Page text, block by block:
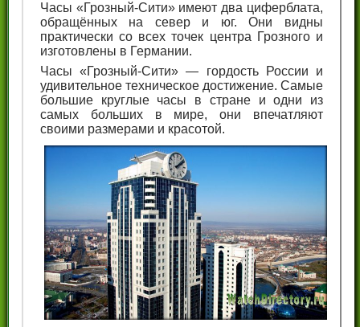
Часы «Грозный-Сити» имеют два циферблата,
обращённых на север и юг. Они видны
практически со всех точек центра Грозного и
изготовлены в Германии.
Часы «Грозный-Сити» — гордость России и
удивительное техническое достижение. Самые
большие круглые часы в стране и одни из
самых больших в мире, они впечатляют
своими размерами и красотой.